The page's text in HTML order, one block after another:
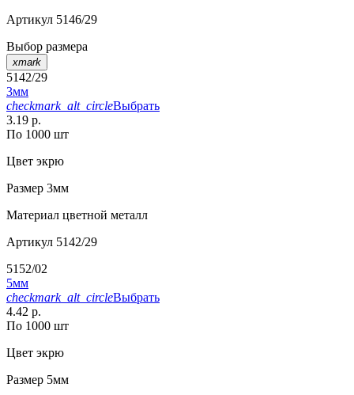
Артикул 5146/29
Выбор размера
xmark
5142/29
3мм
checkmark_alt_circleВыбрать
3.19 р.
По 1000 шт
Цвет экрю
Размер 3мм
Материал цветной металл
Артикул 5142/29
5152/02
5мм
checkmark_alt_circleВыбрать
4.42 р.
По 1000 шт
Цвет экрю
Размер 5мм